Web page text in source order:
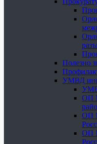
Полезно
УМВД
ОП
ОП
ОП